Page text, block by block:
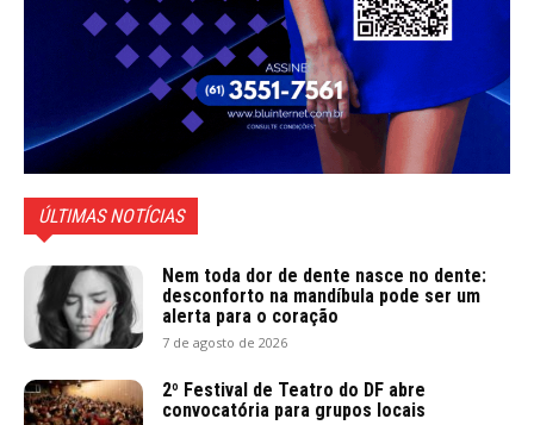
ÚLTIMAS NOTÍCIAS
Nem toda dor de dente nasce no dente:
desconforto na mandíbula pode ser um
alerta para o coração
7 de agosto de 2026
2º Festival de Teatro do DF abre
convocatória para grupos locais